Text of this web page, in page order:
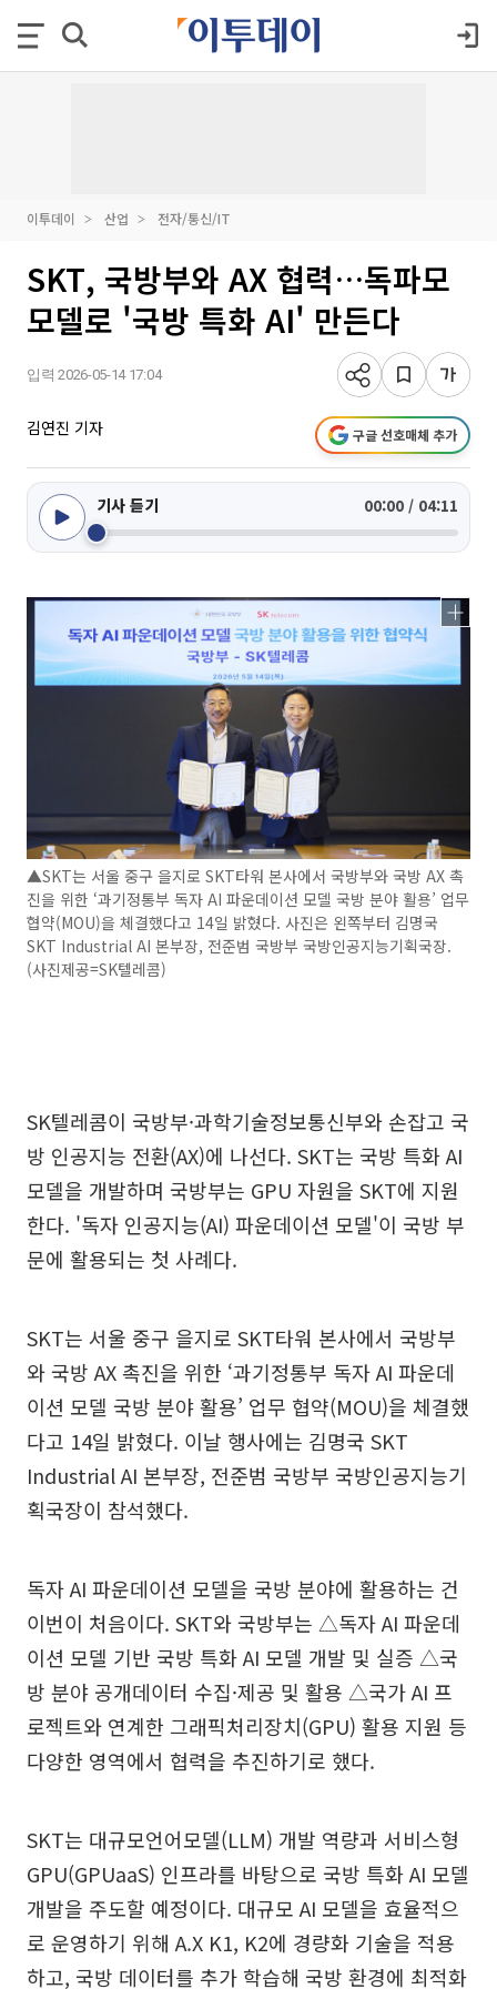
이투데이 산업 전자/통신/IT
SKT, 국방부와 AX 협력…독파모
모델로 '국방 특화 AI' 만든다
입력 2026-05-14 17:04
김연진 기자 구글 선호매체 추가
기사 듣기 00:00 / 04:11
▲SKT는 서울 중구 을지로 SKT타워 본사에서 국방부와 국방 AX 촉
진을 위한 ‘과기정통부 독자 AI 파운데이션 모델 국방 분야 활용’ 업무
협약(MOU)을 체결했다고 14일 밝혔다. 사진은 왼쪽부터 김명국
SKT Industrial AI 본부장, 전준범 국방부 국방인공지능기획국장.
(사진제공=SK텔레콤)
SK텔레콤이 국방부·과학기술정보통신부와 손잡고 국
방 인공지능 전환(AX)에 나선다. SKT는 국방 특화 AI
모델을 개발하며 국방부는 GPU 자원을 SKT에 지원
한다. '독자 인공지능(AI) 파운데이션 모델'이 국방 부
문에 활용되는 첫 사례다.
SKT는 서울 중구 을지로 SKT타워 본사에서 국방부
와 국방 AX 촉진을 위한 ‘과기정통부 독자 AI 파운데
이션 모델 국방 분야 활용’ 업무 협약(MOU)을 체결했
다고 14일 밝혔다. 이날 행사에는 김명국 SKT
Industrial AI 본부장, 전준범 국방부 국방인공지능기
획국장이 참석했다.
독자 AI 파운데이션 모델을 국방 분야에 활용하는 건
이번이 처음이다. SKT와 국방부는 △독자 AI 파운데
이션 모델 기반 국방 특화 AI 모델 개발 및 실증 △국
방 분야 공개데이터 수집·제공 및 활용 △국가 AI 프
로젝트와 연계한 그래픽처리장치(GPU) 활용 지원 등
다양한 영역에서 협력을 추진하기로 했다.
SKT는 대규모언어모델(LLM) 개발 역량과 서비스형
GPU(GPUaaS) 인프라를 바탕으로 국방 특화 AI 모델
개발을 주도할 예정이다. 대규모 AI 모델을 효율적으
로 운영하기 위해 A.X K1, K2에 경량화 기술을 적용
하고, 국방 데이터를 추가 학습해 국방 환경에 최적화